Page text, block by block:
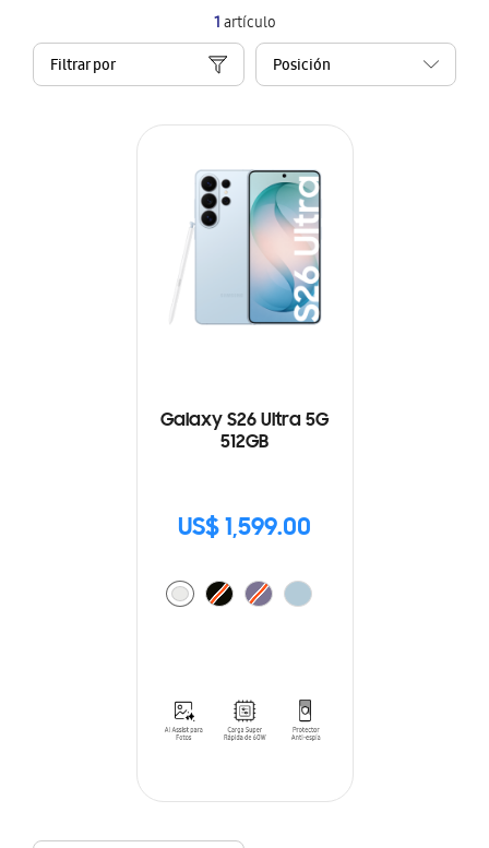
1artículo
Filtrar por
Galaxy S26 Ultra 5G
512GB
US$ 1,599.00